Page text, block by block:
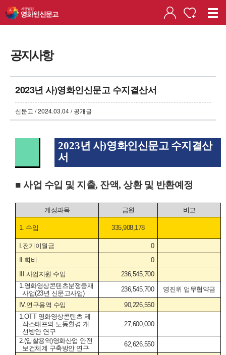
공지사항
2023년 사)영화인신문고 수지결산서
신문고 / 2024.03.04 / 공개글
2023년 사)영화인신문고 수지결산
서
■ 사업 수입 및 지출, 잔액, 상환 및 반환예정
계정과목 금원 비고
1. 수입 335,908,178
I.전기이월금
0
II.회비
0
III.사업지원 수입
236,545,700
1.영화영상콘텐츠분쟁중재
사업(23년 신문고사업)
236,545,700 영진위 업무협약금
IV.연구용역 수입
90,226,550
1.OTT 영화영상콘텐츠 제
작스태프의 노동환경 개
선방안 연구
27,600,000
2.(입찰용역)영화산업 안전
보건체계 구축방안 연구
62,626,550